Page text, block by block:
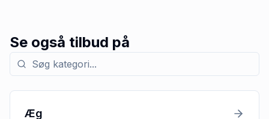
Se også tilbud på
Søg efter kategori med tilbud
Æg